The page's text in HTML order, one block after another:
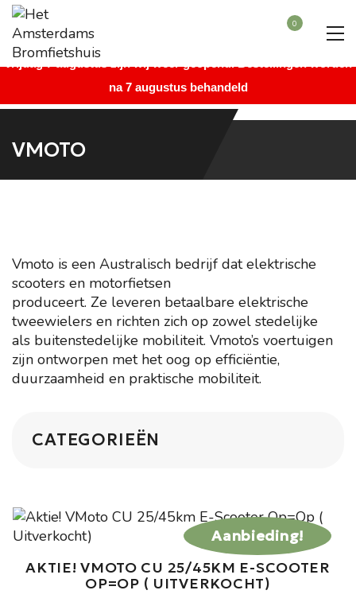
Beste bezoeker, wegens vakantie is onze winkel gesloten vanaf
maandag 27 juli augustus t/m donderdag 6 augustus. Vanaf
na 7 augustus behandeld
0
VMOTO
Vmoto is een Australisch bedrijf dat elektrische
scooters en motorfietsen
produceert. Ze leveren betaalbare elektrische
tweewielers en richten zich op zowel stedelijke
als buitenstedelijke mobiliteit. Vmoto’s voertuigen
zijn ontworpen met het oog op efficiëntie,
duurzaamheid en praktische mobiliteit.
CATEGORIEËN
Aanbieding!
AKTIE! VMOTO CU 25/45KM E-SCOOTER
OP=OP ( UITVERKOCHT)